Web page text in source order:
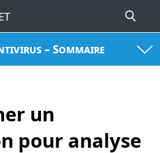
– Sommaire
un
pour analyse